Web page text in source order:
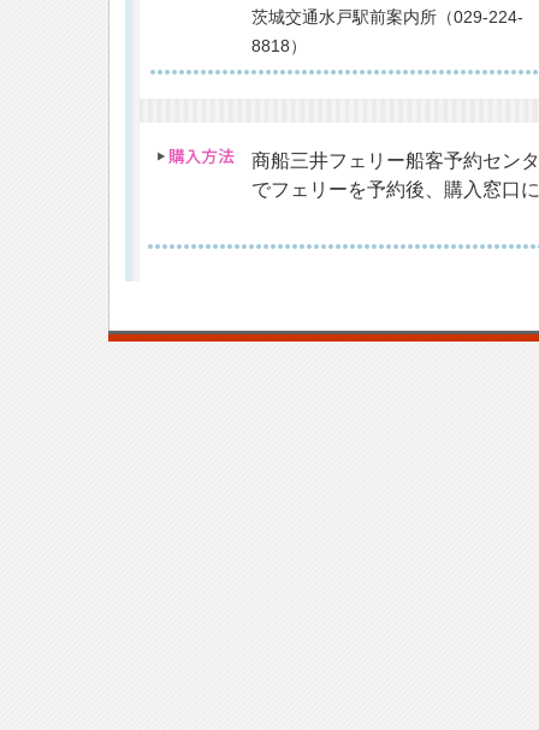
茨城交通水戸駅前案内所（029-224-
8818）
商船三井フェリー船客予約セン
でフェリーを予約後、購入窓口